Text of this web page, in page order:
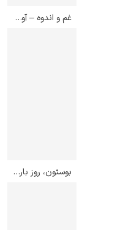
غم و اندوه – آوگوست فریدریش شنک
بوستون، روز بارانی – چایلد هسام